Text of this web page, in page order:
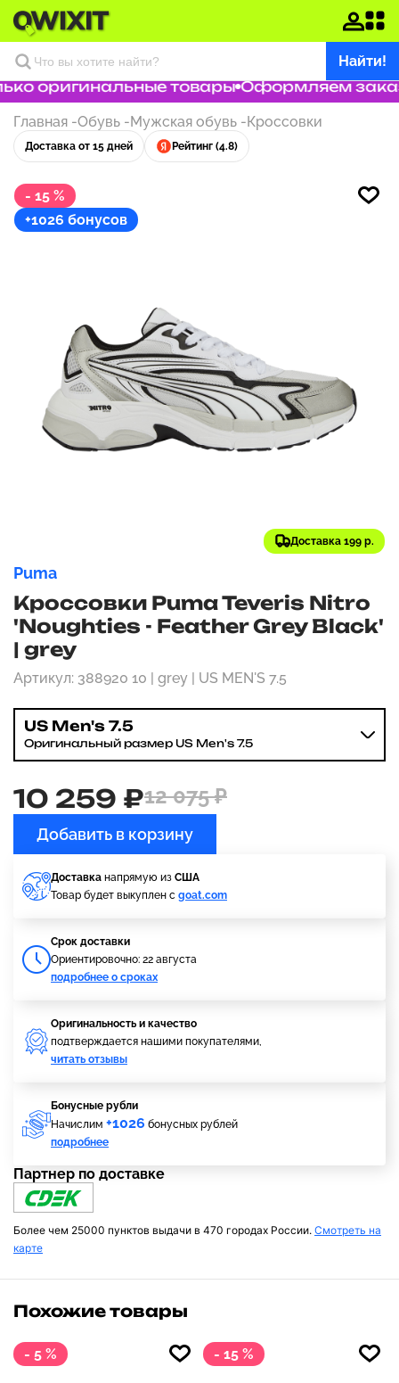
Найти!
оригинальные товары Оформляем заказ
Главная -Обувь -Мужская обувь -Кроссовки
Доставка от 15 дней Рейтинг (4.8)
- 15 %
+1026 бонусов
Доставка 199 р.
Puma
Кроссовки Puma Teveris Nitro
'Noughties - Feather Grey Black'
| grey
Артикул: 388920 10 | grey | US MEN'S 7.5
US Men's 7.5
Оригинальный размер US Men's 7.5
10 259 ₽12 075 ₽
Добавить в корзину
Доставка напрямую из США
Товар будет выкуплен с goat.com
Cрок доставки
Ориентировочно: 22 августа
подробнее о сроках
Оригинальность и качество
подтверждается нашими покупателями,
читать отзывы
Бонусные рубли
Начислим +1026 бонусных рублей
подробнее
Партнер по доставке
Более чем 25000 пунктов выдачи в 470 городах России. Смотреть на
карте
Похожие товары
- 5 % - 15 %